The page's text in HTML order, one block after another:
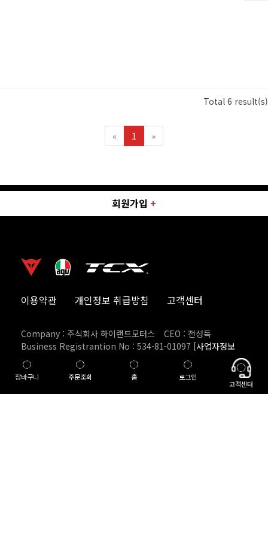
Total 6 result(s)
« 1 »
회원가입 +
이용약관 개인정보 취급방침 고객센터
Company : 주식회사 하이랜드모터스
CEO : 전성득
Business Registrantion No : 534-81-01097 [사업자정보
확인]
E-commerce Permit : 2018-서울강남-01445
Tel : 031-8022-7510
Fax : 031-8022-7518
Address : 서울특별시 강남구 봉은사로 224, 1층
장바구니 주문조회 홈 로그인
고객센터